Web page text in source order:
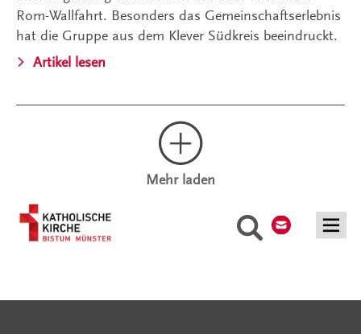
Suche
Rom-Wallfahrt. Besonders das Gemeinschaftserlebnis
hat die Gruppe aus dem Klever Südkreis beeindruckt.
Artikel lesen
Mehr laden